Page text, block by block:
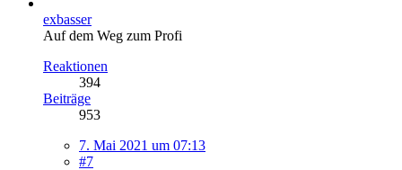
exbasser
Auf dem Weg zum Profi
Reaktionen
394
Beiträge
953
7. Mai 2021 um 07:13
#7